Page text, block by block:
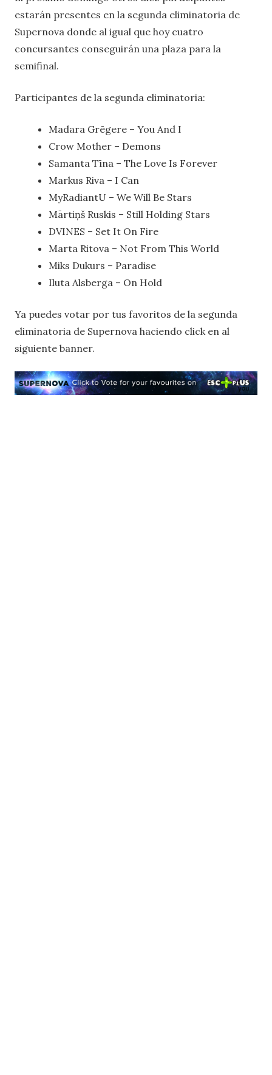
estarán presentes en la segunda eliminatoria de
Supernova donde al igual que hoy cuatro
concursantes conseguirán una plaza para la
semifinal.
Participantes de la segunda eliminatoria:
Madara Grēgere – You And I
Crow Mother – Demons
Samanta Tīna – The Love Is Forever
Markus Riva – I Can
MyRadiantU – We Will Be Stars
Mārtiņš Ruskis – Still Holding Stars
DVINES – Set It On Fire
Marta Ritova – Not From This World
Miks Dukurs – Paradise
Iluta Alsberga – On Hold
Ya puedes votar por tus favoritos de la segunda
eliminatoria de Supernova haciendo click en al
siguiente banner.